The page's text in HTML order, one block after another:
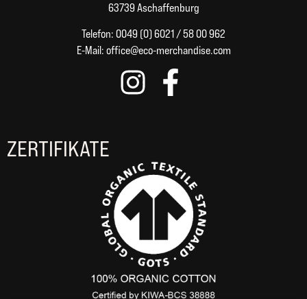
63739 Aschaffenburg
Telefon: 0049 (0) 6021 / 58 00 962
E-Mail: office@eco-merchandise.com
ZERTIFIKATE